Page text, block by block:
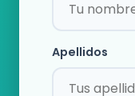
Apellidos